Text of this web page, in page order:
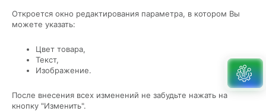
Откроется окно редактирования параметра, в котором Вы
можете указать:
Цвет товара,
Текст,
Изображение.
После внесения всех изменений не забудьте нажать на
кнопку "Изменить".